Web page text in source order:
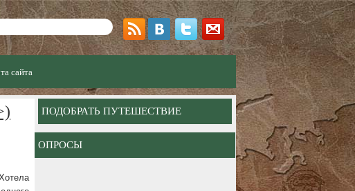
сайта
ПОДОБРАТЬ ПУТЕШЕСТВИЕ
ОПРОСЫ